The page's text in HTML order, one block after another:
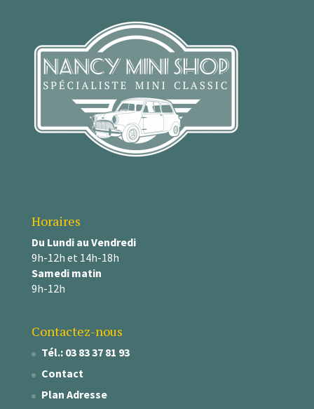
Horaires
Du Lundi au Vendredi
9h-12h et 14h-18h
Samedi matin
9h-12h
Contactez-nous
Tél.: 03 83 37 81 93
Contact
Plan Adresse